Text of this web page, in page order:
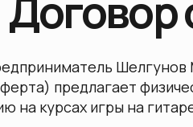
предлагает
на курсах игры на